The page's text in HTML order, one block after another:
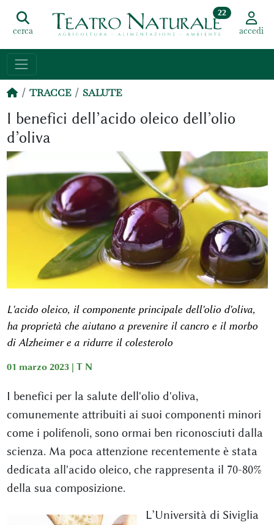
cerca
22
accedi
TRACCE SALUTE
I benefici dell’acido oleico dell’olio
d’oliva
L'acido oleico, il componente principale dell'olio d'oliva,
ha proprietà che aiutano a prevenire il cancro e il morbo
di Alzheimer e a ridurre il colesterolo
01 marzo 2023 | T N
I benefici per la salute dell'olio d'oliva,
comunemente attribuiti ai suoi componenti minori
come i polifenoli, sono ormai ben riconosciuti dalla
scienza. Ma poca attenzione recentemente è stata
dedicata all'acido oleico, che rappresenta il 70-80%
della sua composizione.
L’Università di Siviglia